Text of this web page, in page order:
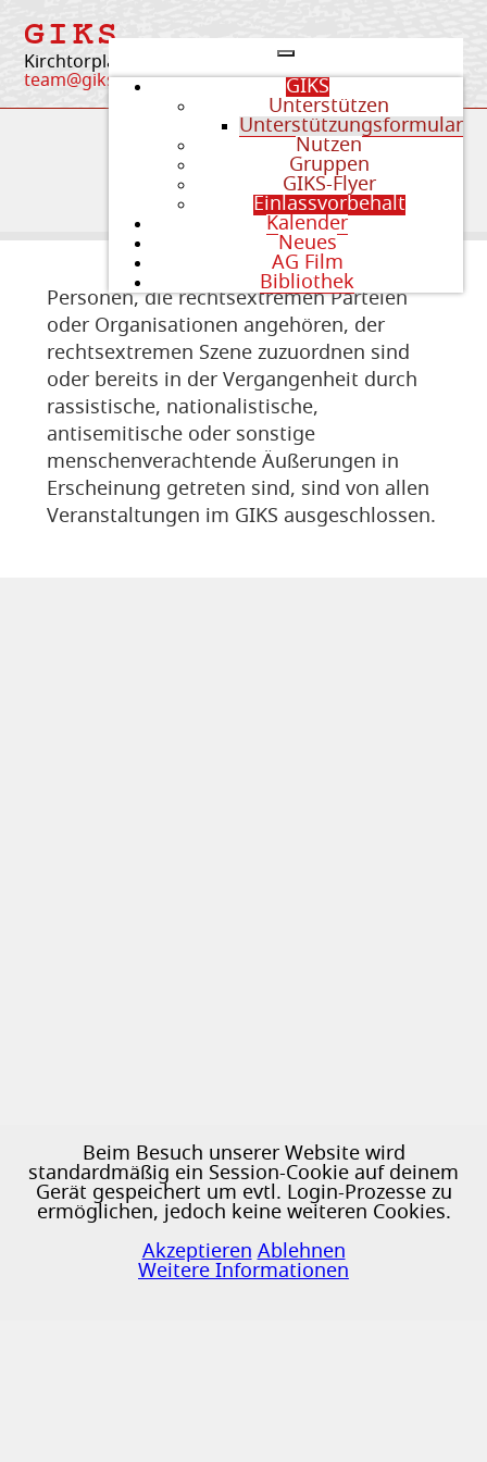
GIKS
Unterstützen
Unterstützungsformular
Nutzen
Gruppen
GIKS-Flyer
Einlassvorbehalt
Kalender
Neues
AG Film
Bibliothek
GIKS
Kirchtorplatz 4 | 84405 Dorfen
team@giks-dorfen.org
Einlassvorbehalt
Personen, die rechtsextremen Parteien
oder Organisationen angehören, der
rechtsextremen Szene zuzuordnen sind
oder bereits in der Vergangenheit durch
rassistische, nationalistische,
antisemitische oder sonstige
menschenverachtende Äußerungen in
Erscheinung getreten sind, sind von allen
Veranstaltungen im GIKS ausgeschlossen.
Beim Besuch unserer Website wird
standardmäßig ein Session-Cookie auf deinem
Gerät gespeichert um evtl. Login-Prozesse zu
ermöglichen, jedoch keine weiteren Cookies.
Akzeptieren Ablehnen
Weitere Informationen